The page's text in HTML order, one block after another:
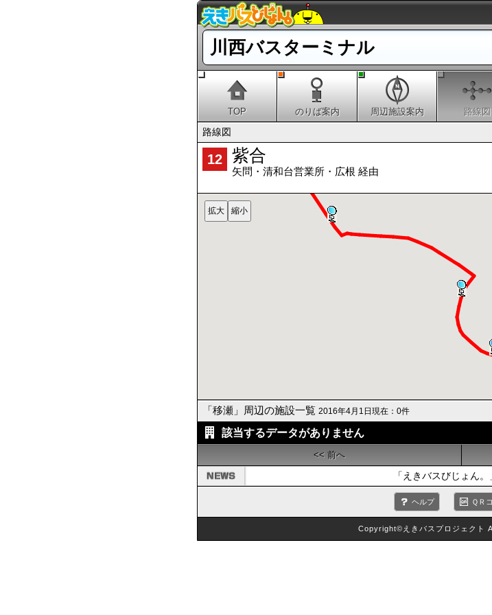
川西バスターミナル
TOP のりば案内 周辺施設案内 路線図
路線図
12 紫合
矢問・清和台営業所・広根 経由
「移瀬」周辺の施設一覧 2016年4月1日現在：0件
該当するデータがありません
<< 前へ
「えきバスびじょん。
ヘルプ ＱＲ
Copyright©えきバスプロジェクト